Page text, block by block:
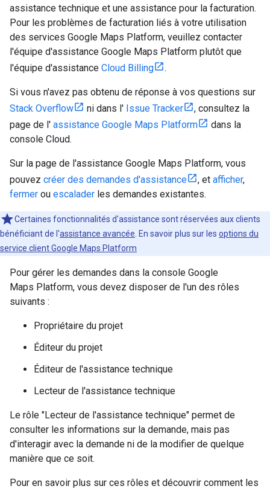
assistance technique et une assistance pour la facturation.
Pour les problèmes de facturation liés à votre utilisation
des services Google Maps Platform, veuillez contacter
l'équipe d'assistance Google Maps Platform plutôt que
l'équipe d'assistance Cloud Billing .
Si vous n'avez pas obtenu de réponse à vos questions sur
Stack Overflow
ni dans l' Issue Tracker
, consultez la
page de l' assistance Google Maps Platform
dans la
console Cloud.
Sur la page de l'assistance Google Maps Platform, vous
pouvez créer des demandes d'assistance , et afficher,
fermer ou escalader les demandes existantes.
Certaines fonctionnalités d'assistance sont réservées aux clients
bénéficiant de l'assistance avancée . En savoir plus sur les options du
service client Google Maps Platform
Pour gérer les demandes dans la console Google
Maps Platform, vous devez disposer de l'un des rôles
suivants :
Propriétaire du projet
Éditeur du projet
Éditeur de l'assistance technique
Lecteur de l'assistance technique
Le rôle "Lecteur de l'assistance technique" permet de
consulter les informations sur la demande, mais pas
d'interagir avec la demande ni de la modifier de quelque
manière que ce soit.
Pour en savoir plus sur ces rôles et découvrir comment les